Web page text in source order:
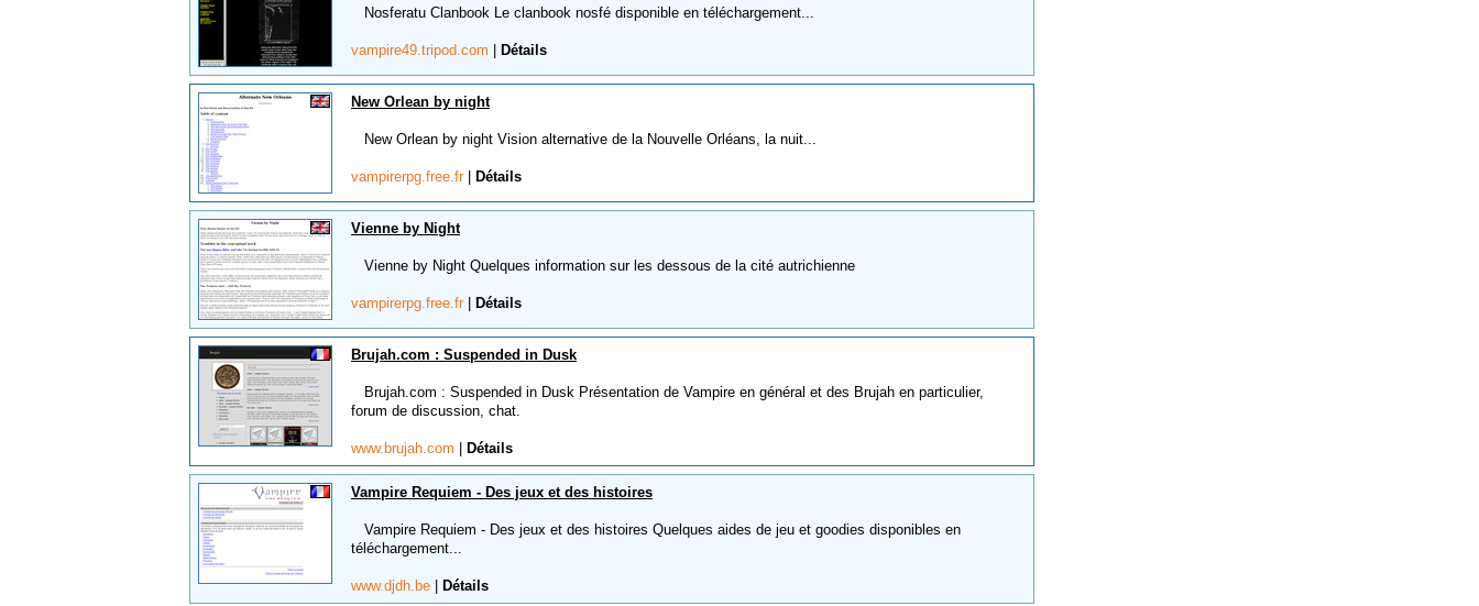
Nosferatu Clanbook Le clanbook nosfé disponible en téléchargement...
vampire49.tripod.com Détails
New Orlean by night
New Orlean by night Vision alternative de la Nouvelle Orléans, la nuit...
vampirerpg.free.fr Détails
Vienne by Night
Vienne by Night Quelques information sur les dessous de la cité autrichienne
vampirerpg.free.fr Détails
Brujah.com : Suspended in Dusk
Brujah.com : Suspended in Dusk Présentation de Vampire en général et des Brujah en particulier,
forum de discussion, chat.
www.brujah.com Détails
Vampire Requiem - Des jeux et des histoires
Vampire Requiem - Des jeux et des histoires Quelques aides de jeu et goodies disponibles en
téléchargement...
www.djdh.be Détails